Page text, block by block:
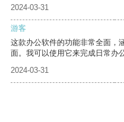
2024-03-31
游客
这款办公软件的功能非常全面，
面。我可以使用它来完成日常办
2024-03-31